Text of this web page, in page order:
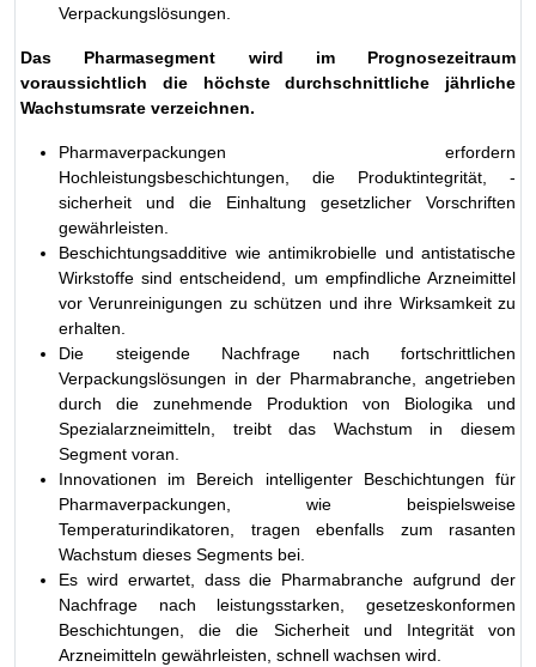
Verpackungslösungen.
Das Pharmasegment wird im Prognosezeitraum
voraussichtlich die höchste durchschnittliche jährliche
Wachstumsrate verzeichnen.
Pharmaverpackungen erfordern
Hochleistungsbeschichtungen, die Produktintegrität, -
sicherheit und die Einhaltung gesetzlicher Vorschriften
gewährleisten.
Beschichtungsadditive wie antimikrobielle und antistatische
Wirkstoffe sind entscheidend, um empfindliche Arzneimittel
vor Verunreinigungen zu schützen und ihre Wirksamkeit zu
erhalten.
Die steigende Nachfrage nach fortschrittlichen
Verpackungslösungen in der Pharmabranche, angetrieben
durch die zunehmende Produktion von Biologika und
Spezialarzneimitteln, treibt das Wachstum in diesem
Segment voran.
Innovationen im Bereich intelligenter Beschichtungen für
Pharmaverpackungen, wie beispielsweise
Temperaturindikatoren, tragen ebenfalls zum rasanten
Wachstum dieses Segments bei.
Es wird erwartet, dass die Pharmabranche aufgrund der
Nachfrage nach leistungsstarken, gesetzeskonformen
Beschichtungen, die die Sicherheit und Integrität von
Arzneimitteln gewährleisten, schnell wachsen wird.